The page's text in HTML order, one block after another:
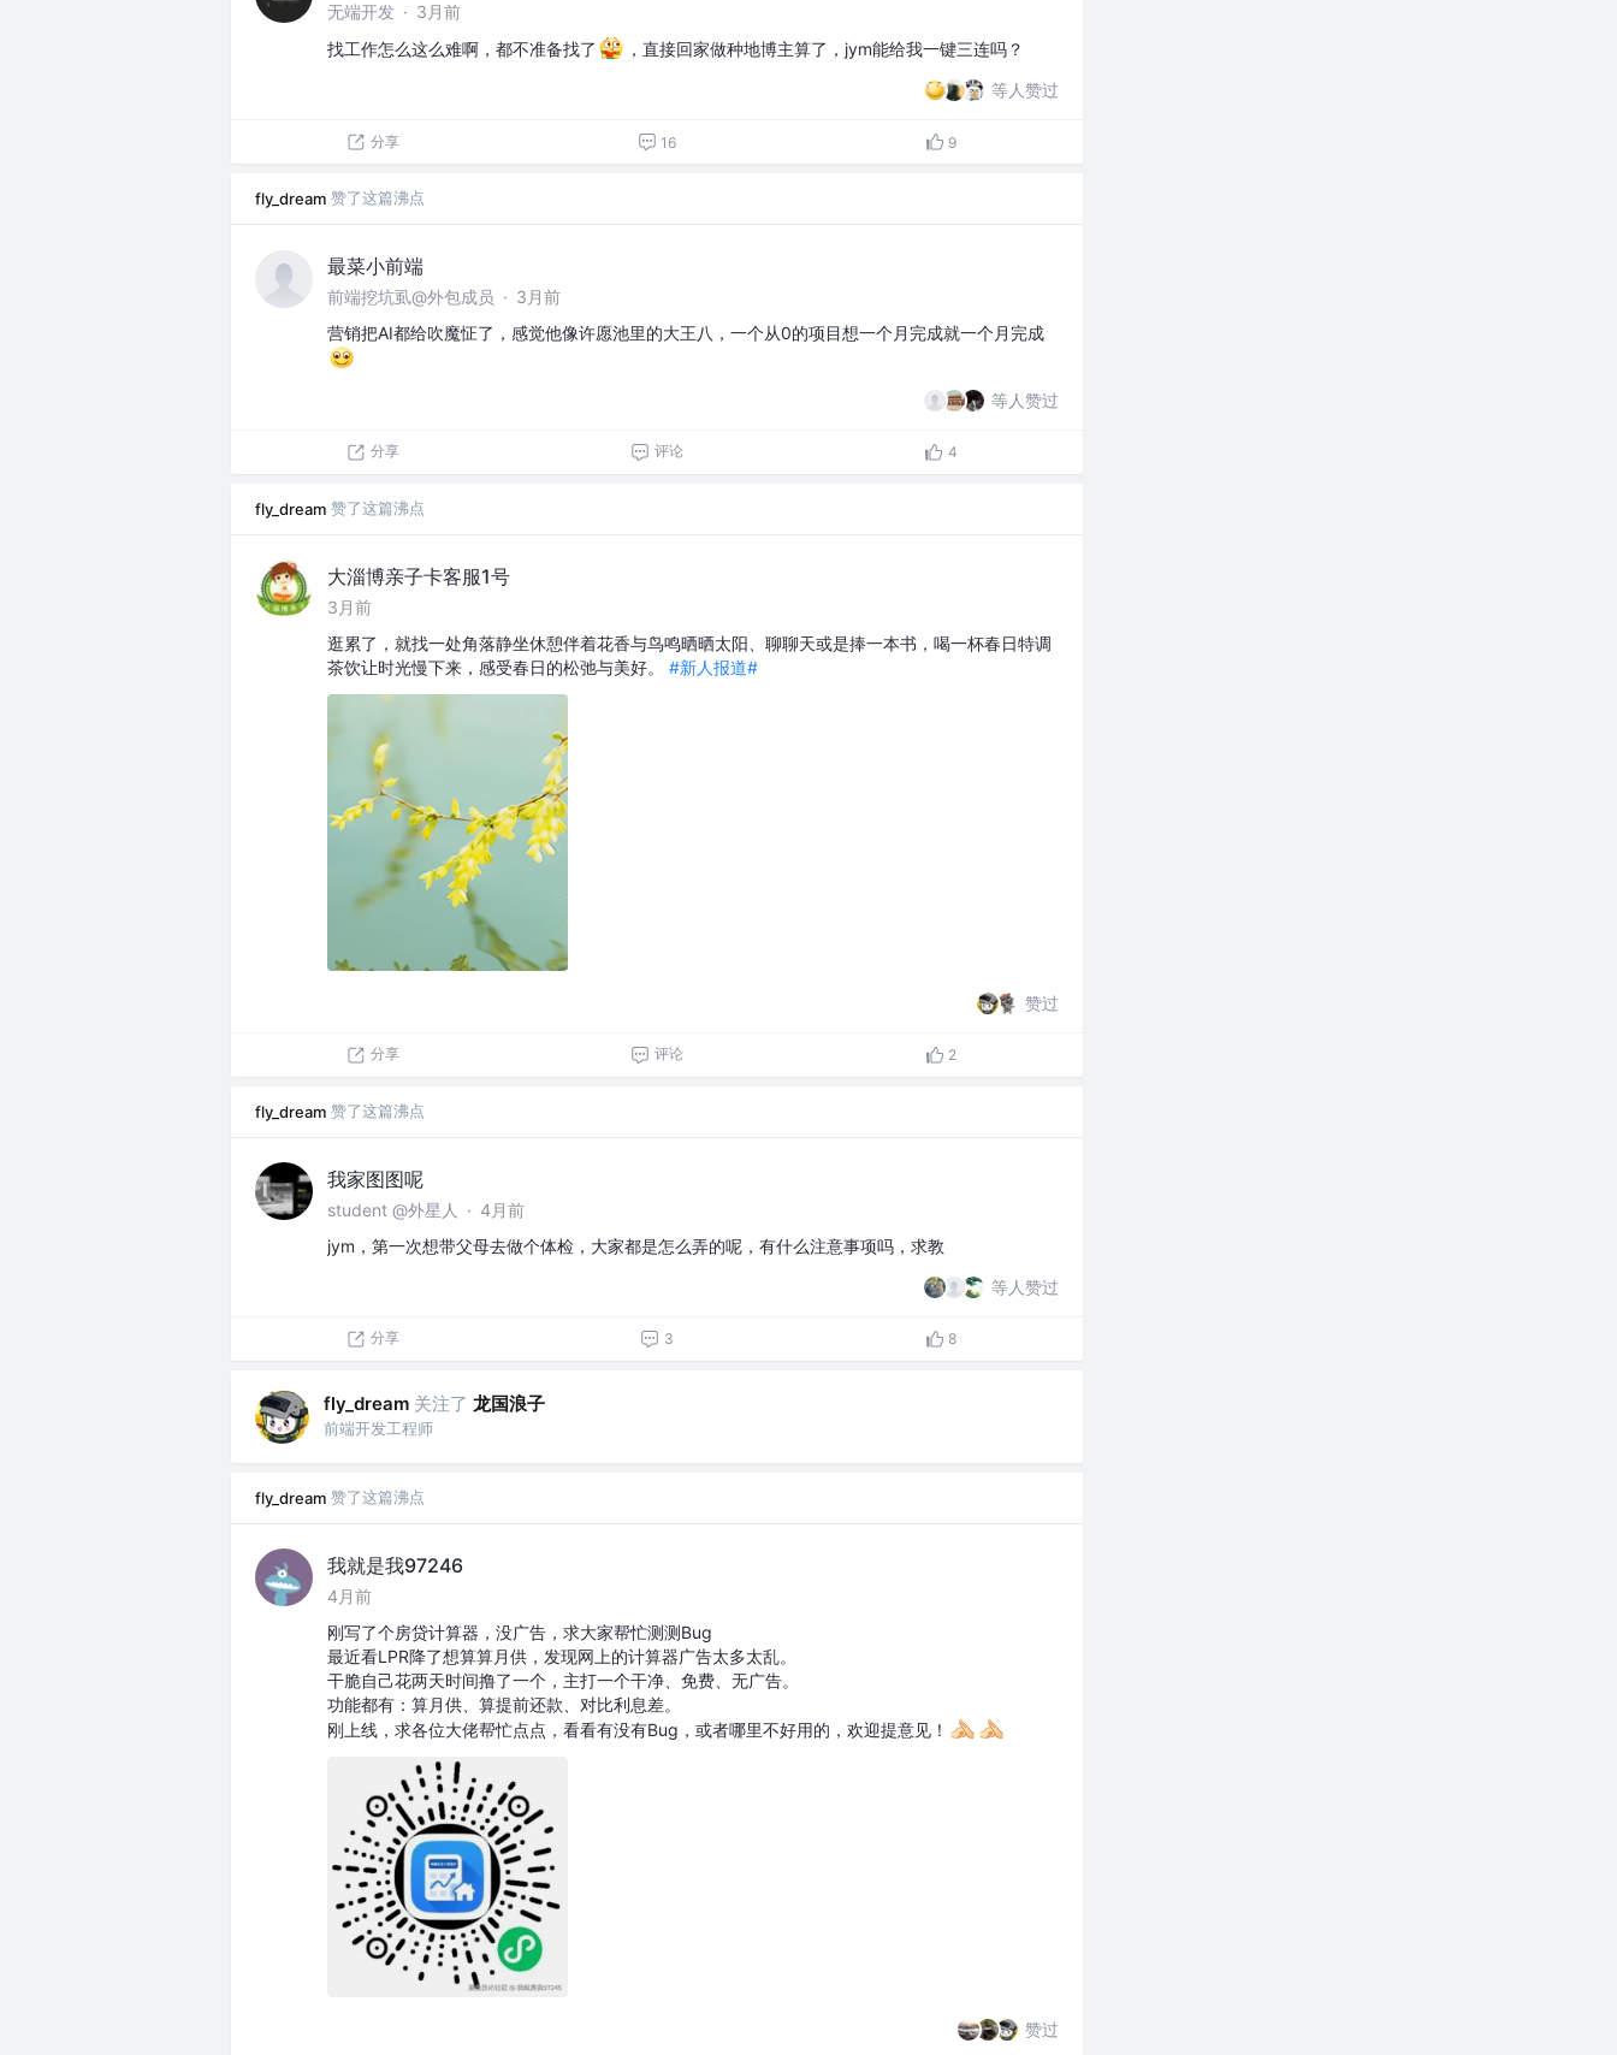
无端开发 · 3月前
找工作怎么这么难啊，都不准备找了
，直接回家做种地博主算了，jym能给我一键三连吗？
等人赞过
分享 16 9
fly_dream 赞了这篇沸点
最菜小前端
前端挖坑虱@外包成员 · 3月前
营销把AI都给吹魔怔了，感觉他像许愿池里的大王八，一个从0的项目想一个月完成就一个月完成
等人赞过
分享 评论 4
fly_dream 赞了这篇沸点
大淄博亲子卡客服1号
3月前
逛累了，就找一处角落静坐休憩伴着花香与鸟鸣晒晒太阳、聊聊天或是捧一本书，喝一杯春日特调
茶饮让时光慢下来，感受春日的松弛与美好。 #新人报道#
赞过
分享 评论 2
fly_dream 赞了这篇沸点
我家图图呢
student @外星人 · 4月前
jym，第一次想带父母去做个体检，大家都是怎么弄的呢，有什么注意事项吗，求教
等人赞过
分享 3 8
fly_dream 关注了 龙国浪子
前端开发工程师
fly_dream 赞了这篇沸点
我就是我97246
4月前
刚写了个房贷计算器，没广告，求大家帮忙测测Bug
最近看LPR降了想算算月供，发现网上的计算器广告太多太乱。
干脆自己花两天时间撸了一个，主打一个干净、免费、无广告。
功能都有：算月供、算提前还款、对比利息差。
刚上线，求各位大佬帮忙点点，看看有没有Bug，或者哪里不好用的，欢迎提意见！
赞过